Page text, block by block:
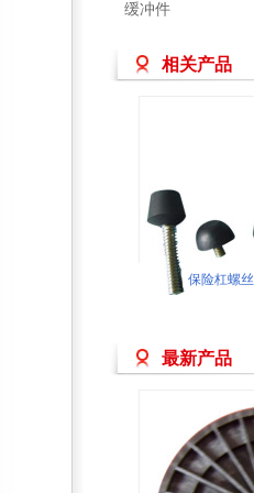
缓冲件
相关产品
保险杠螺丝
最新产品